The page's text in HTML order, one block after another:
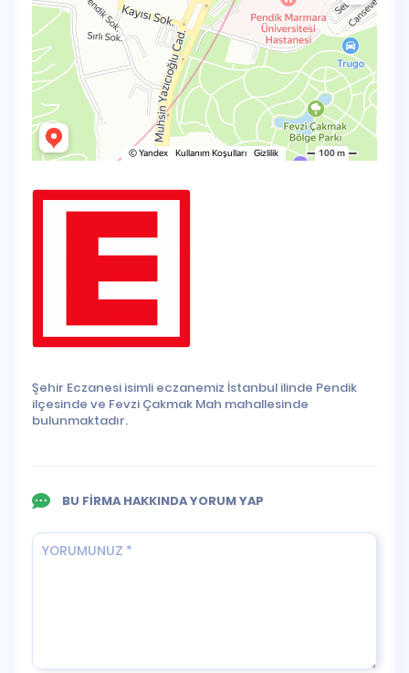
Şehir Eczanesi isimli eczanemiz İstanbul ilinde Pendik
ilçesinde ve Fevzi Çakmak Mah mahallesinde
bulunmaktadır.
BU FİRMA HAKKINDA YORUM YAP